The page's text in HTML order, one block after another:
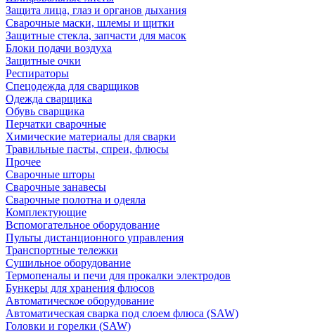
Защита лица, глаз и органов дыхания
Сварочные маски, шлемы и щитки
Защитные стекла, запчасти для масок
Блоки подачи воздуха
Защитные очки
Респираторы
Спецодежда для сварщиков
Одежда сварщика
Обувь сварщика
Перчатки сварочные
Химические материалы для сварки
Травильные пасты, спреи, флюсы
Прочее
Сварочные шторы
Сварочные занавесы
Сварочные полотна и одеяла
Комплектующие
Вспомогательное оборудование
Пульты дистанционного управления
Транспортные тележки
Сушильное оборудование
Термопеналы и печи для прокалки электродов
Бункеры для хранения флюсов
Автоматическое оборудование
Автоматическая сварка под слоем флюса (SAW)
Головки и горелки (SAW)